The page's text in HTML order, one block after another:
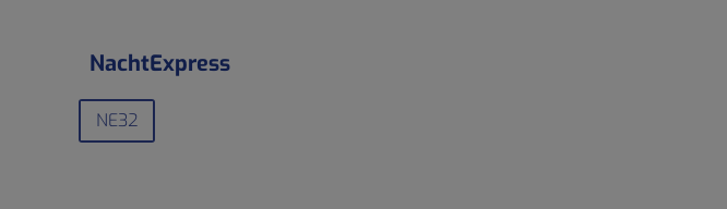
NachtExpress
NE32